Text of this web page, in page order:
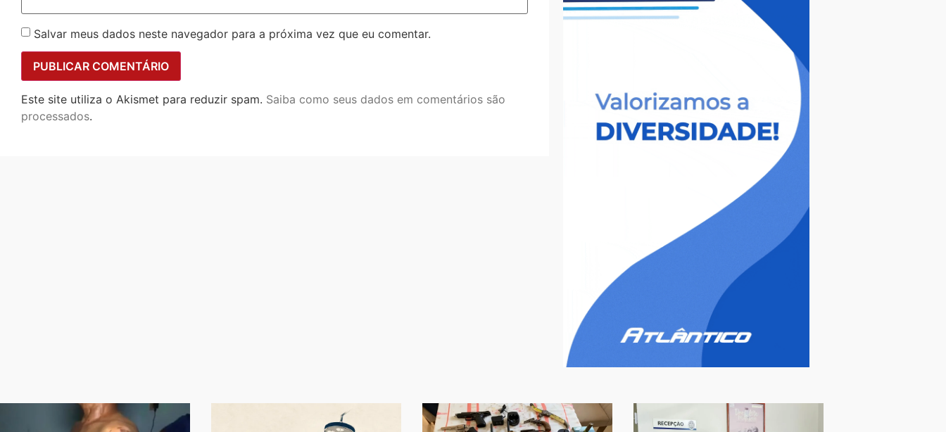
Salvar meus dados neste navegador para a próxima vez que eu comentar.
Este site utiliza o Akismet para reduzir spam. Saiba como seus dados em comentários são
processados.